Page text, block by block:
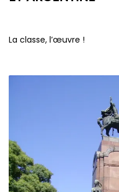
La classe, l’œuvre !